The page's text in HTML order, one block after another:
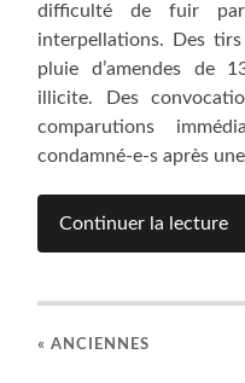
difficulté de fuir
interpellations. Des
pluie d’amendes de
illicite. Des
comparutions
condamné-e-s après
Continuer la lecture
« ANCIENNES